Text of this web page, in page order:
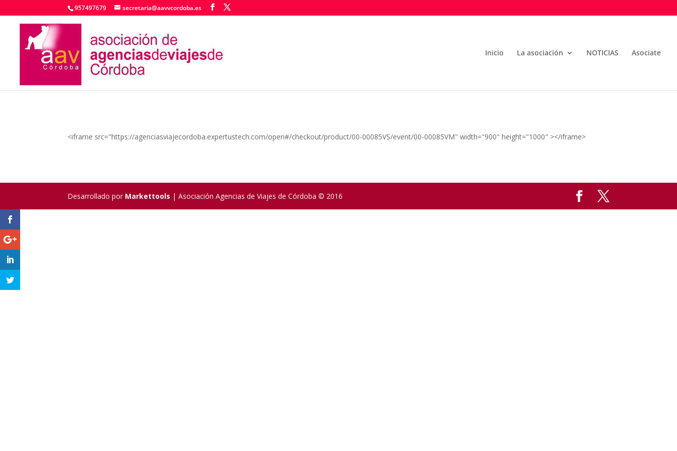
957497679 secretaria@aavvcordoba.es
Inicio La asociación NOTICIAS Asociate
<iframe src="https://agenciasviajecordoba.expertustech.com/open#/checkout/product/00-00085VS/event/00-00085VM" width="900" height="1000" ></iframe>
Desarrollado por Markettools | Asociación Agencias de Viajes de Córdoba © 2016